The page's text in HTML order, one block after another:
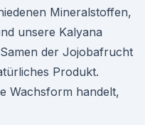
Mineralstoffen,
unsere Kalyana
der Jojobafrucht
Produkt.
Wachsform handelt,